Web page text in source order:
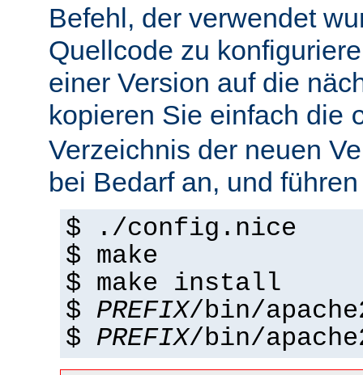
Befehl, der verwendet
Quellcode zu
einer Version auf die
kopieren Sie einfach die
Verzeichnis der neuen
bei Bedarf an, und
$ ./config.nice
$ make
$ make install
$ PREFIX/bin/
$ PREFIX/bin/